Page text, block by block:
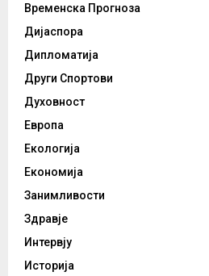
Временска Прогноза
Дијаспора
Дипломатија
Други Спортови
Духовност
Европа
Екологија
Економија
Занимливости
Здравје
Интервју
Историја